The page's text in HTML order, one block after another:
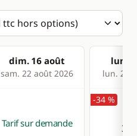
dim. 16 août
sam. 22 août 2026
lun.
lun. 24
Tarif sur demande
-34 %
3